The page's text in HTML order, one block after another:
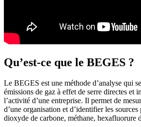
Qu’est-ce que le BEGES ?
Le BEGES est une méthode d’analyse qui
émissions de gaz à effet de serre directes et
l’activité d’une entreprise. Il permet de
d’une organisation et d’identifier les
dioxyde de carbone, méthane, hexafluorure